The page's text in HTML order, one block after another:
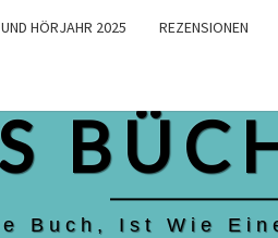
HÖRJAHR 2025 REZENSIONEN
Buch, Ist Wie